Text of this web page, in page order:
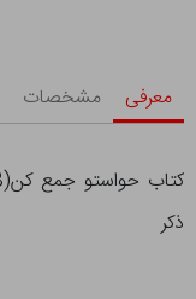
معرفی مشخصات
ذکر